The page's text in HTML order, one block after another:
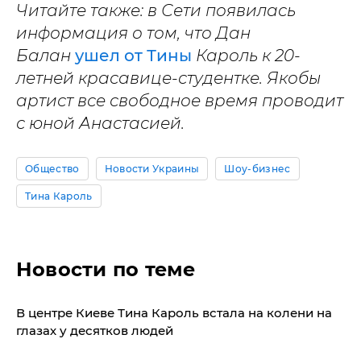
Читайте также: в Сети появилась
информация о том, что Дан
Балан ушел от Тины Кароль к 20-
летней красавице-студентке. Якобы
артист все свободное время проводит
с юной Анастасией.
Общество Новости Украины Шоу-бизнес
Тина Кароль
Новости по теме
В центре Киеве Тина Кароль встала на колени на
глазах у десятков людей